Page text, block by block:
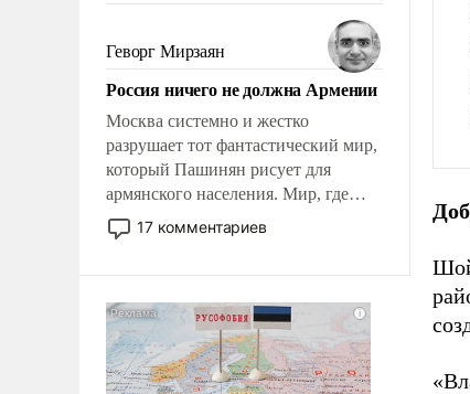
уязвимости США, например, перед
Китаем.
Геворг Мирзаян
Россия ничего не должна Армении
Москва системно и жестко
разрушает тот фантастический мир,
который Пашинян рисует для
армянского населения. Мир, где
политические прожекты будут
безусловно оплачиваться за счет
нужно отвечать.
17 комментариев